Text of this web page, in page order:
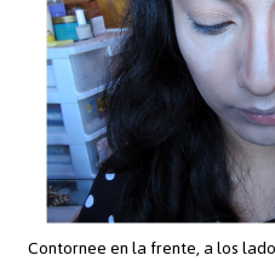
Contornee en la frente, a los